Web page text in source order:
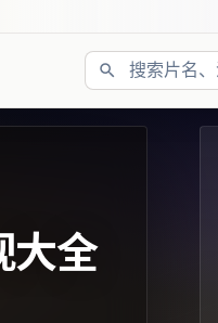
大全